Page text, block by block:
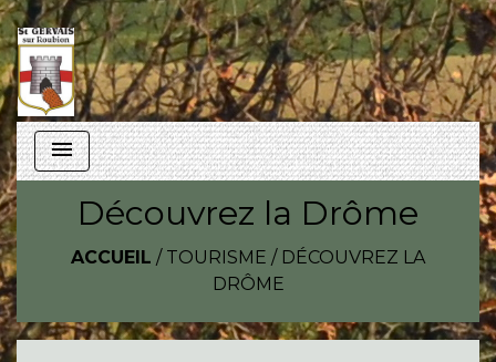
menu
Découvrez la Drôme
ACCUEIL / TOURISME / DÉCOUVREZ LA
DRÔME